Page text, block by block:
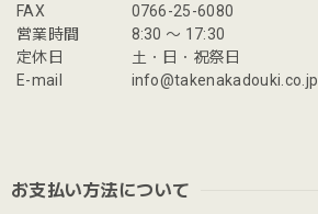
FAX
0766-25-6080
営業時間
8:30 〜 17:30
定休日
土・日・祝祭日
E-mail
info@takenakadouki.co.jp
お支払い方法について